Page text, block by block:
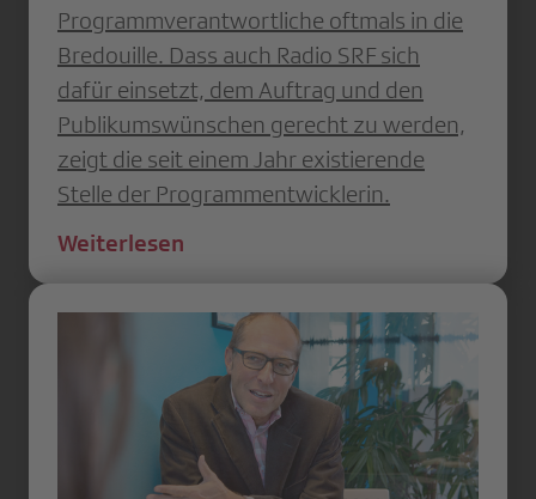
Programmverantwortliche oftmals in die
Bredouille. Dass auch Radio SRF sich
dafür einsetzt, dem Auftrag und den
Publikumswünschen gerecht zu werden,
zeigt die seit einem Jahr existierende
Stelle der Programmentwicklerin.
Weiterlesen